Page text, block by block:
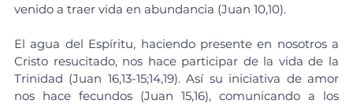
venido a traer vida en abundancia (Juan 10,10).
El agua del Espíritu, haciendo presente en nosotros a
Cristo resucitado, nos hace participar de la vida de la
Trinidad (Juan 16,13-15;14,19). Así su iniciativa de amor
nos hace fecundos (Juan 15,16), comunicando a los